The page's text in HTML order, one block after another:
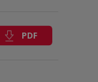
PDF